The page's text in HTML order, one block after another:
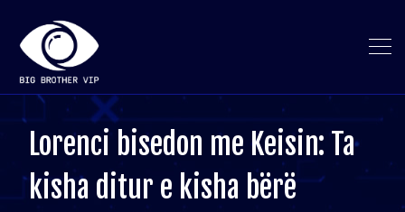
Lorenci bisedon me Keisin: Ta
kisha ditur e kisha bërë